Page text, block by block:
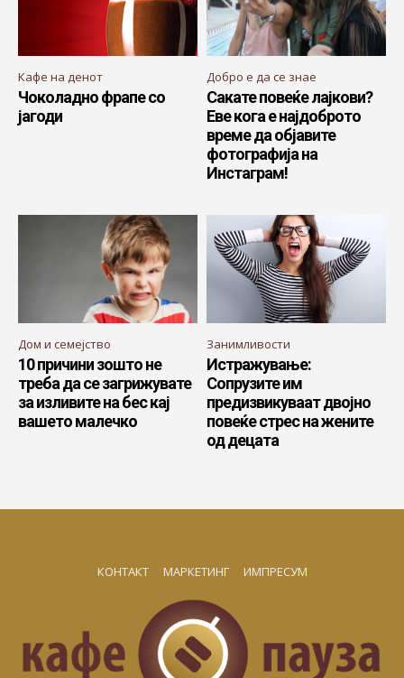
Кафе на денот
Чоколадно фрапе со
јагоди
Добро е да се знае
Сакате повеќе лајкови?
Еве кога е најдоброто
време да објавите
фотографија на
Инстаграм!
Дом и семејство
10 причини зошто не
треба да се загрижувате
за изливите на бес кај
вашето малечко
Занимливости
Истражување:
Сопрузите им
предизвикуваат двојно
повеќе стрес на жените
од децата
КОНТАКТ МАРКЕТИНГ ИМПРЕСУМ